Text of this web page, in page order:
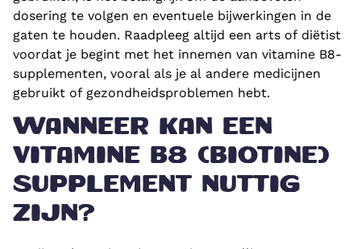
dosering te volgen en eventuele bijwerkingen in de
gaten te houden. Raadpleeg altijd een arts of diëtist
voordat je begint met het innemen van vitamine B8-
supplementen, vooral als je al andere medicijnen
gebruikt of gezondheidsproblemen hebt.
WANNEER KAN EEN
VITAMINE B8 (BIOTINE)
SUPPLEMENT NUTTIG
ZIJN?